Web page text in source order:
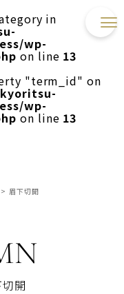
in
wp-
on line 13
"term_id" on
wp-
on line 13
> 眉下切開
開